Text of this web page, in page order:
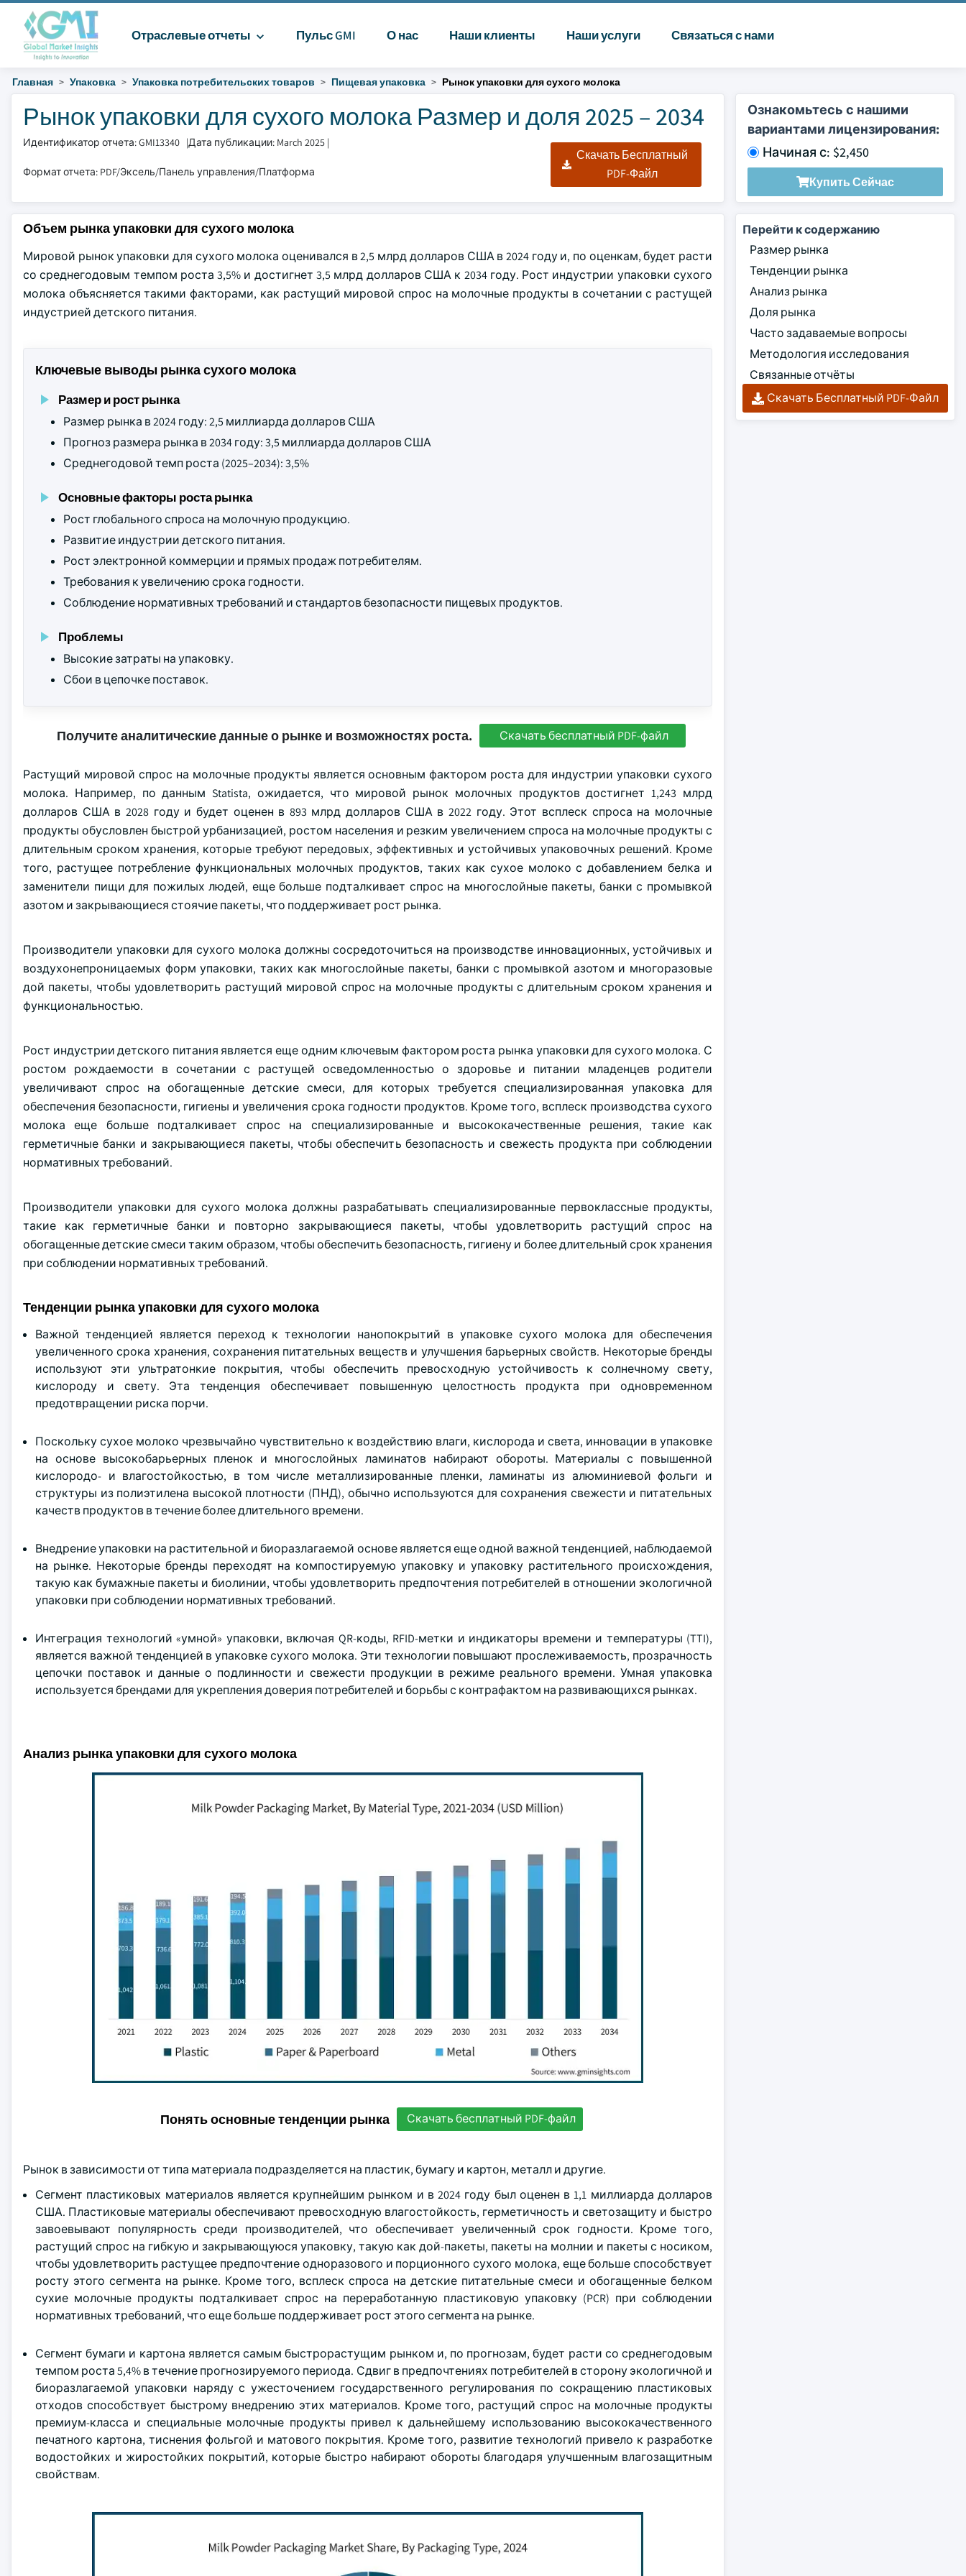
Отраслевые отчеты Пульс GMI О нас Наши клиенты Наши услуги Связаться с нами
Главная Упаковка Упаковка потребительских товаров Пищевая упаковка Рынок упаковки для сухого молока
Рынок упаковки для сухого молока Размер и доля 2025 – 2034
Идентификатор отчета: GMI13340 |Дата публикации: March 2025 |
Формат отчета: PDF/Эксель/Панель управления/Платформа
Скачать Бесплатный
PDF-Файл
Ознакомьтесь с нашими
вариантами лицензирования:
Начиная с: $2,450
Купить Сейчас
Объем рынка упаковки для сухого молока
Мировой рынок упаковки для сухого молока оценивался в 2,5 млрд долларов США в 2024 году и, по оценкам, будет расти
со среднегодовым темпом роста 3,5% и достигнет 3,5 млрд долларов США к 2034 году. Рост индустрии упаковки сухого
молока объясняется такими факторами, как растущий мировой спрос на молочные продукты в сочетании с растущей
индустрией детского питания.
Ключевые выводы рынка сухого молока
Размер и рост рынка
Размер рынка в 2024 году: 2,5 миллиарда долларов США
Прогноз размера рынка в 2034 году: 3,5 миллиарда долларов США
Среднегодовой темп роста (2025–2034): 3,5%
Основные факторы роста рынка
Рост глобального спроса на молочную продукцию.
Развитие индустрии детского питания.
Рост электронной коммерции и прямых продаж потребителям.
Требования к увеличению срока годности.
Соблюдение нормативных требований и стандартов безопасности пищевых продуктов.
Проблемы
Высокие затраты на упаковку.
Сбои в цепочке поставок.
Получите аналитические данные о рынке и возможностях роста. Скачать бесплатный PDF-файл
Растущий мировой спрос на молочные продукты является основным фактором роста для индустрии упаковки сухого
молока. Например, по данным Statista, ожидается, что мировой рынок молочных продуктов достигнет 1,243 млрд
долларов США в 2028 году и будет оценен в 893 млрд долларов США в 2022 году. Этот всплеск спроса на молочные
продукты обусловлен быстрой урбанизацией, ростом населения и резким увеличением спроса на молочные продукты с
длительным сроком хранения, которые требуют передовых, эффективных и устойчивых упаковочных решений. Кроме
того, растущее потребление функциональных молочных продуктов, таких как сухое молоко с добавлением белка и
заменители пищи для пожилых людей, еще больше подталкивает спрос на многослойные пакеты, банки с промывкой
азотом и закрывающиеся стоячие пакеты, что поддерживает рост рынка.
Производители упаковки для сухого молока должны сосредоточиться на производстве инновационных, устойчивых и
воздухонепроницаемых форм упаковки, таких как многослойные пакеты, банки с промывкой азотом и многоразовые
дой пакеты, чтобы удовлетворить растущий мировой спрос на молочные продукты с длительным сроком хранения и
функциональностью.
Рост индустрии детского питания является еще одним ключевым фактором роста рынка упаковки для сухого молока. С
ростом рождаемости в сочетании с растущей осведомленностью о здоровье и питании младенцев родители
увеличивают спрос на обогащенные детские смеси, для которых требуется специализированная упаковка для
обеспечения безопасности, гигиены и увеличения срока годности продуктов. Кроме того, всплеск производства сухого
молока еще больше подталкивает спрос на специализированные и высококачественные решения, такие как
герметичные банки и закрывающиеся пакеты, чтобы обеспечить безопасность и свежесть продукта при соблюдении
нормативных требований.
Производители упаковки для сухого молока должны разрабатывать специализированные первоклассные продукты,
такие как герметичные банки и повторно закрывающиеся пакеты, чтобы удовлетворить растущий спрос на
обогащенные детские смеси таким образом, чтобы обеспечить безопасность, гигиену и более длительный срок хранения
при соблюдении нормативных требований.
Тенденции рынка упаковки для сухого молока
Важной тенденцией является переход к технологии нанопокрытий в упаковке сухого молока для обеспечения
увеличенного срока хранения, сохранения питательных веществ и улучшения барьерных свойств. Некоторые бренды
используют эти ультратонкие покрытия, чтобы обеспечить превосходную устойчивость к солнечному свету,
кислороду и свету. Эта тенденция обеспечивает повышенную целостность продукта при одновременном
предотвращении риска порчи.
Поскольку сухое молоко чрезвычайно чувствительно к воздействию влаги, кислорода и света, инновации в упаковке
на основе высокобарьерных пленок и многослойных ламинатов набирают обороты. Материалы с повышенной
кислородо- и влагостойкостью, в том числе металлизированные пленки, ламинаты из алюминиевой фольги и
структуры из полиэтилена высокой плотности (ПНД), обычно используются для сохранения свежести и питательных
качеств продуктов в течение более длительного времени.
Внедрение упаковки на растительной и биоразлагаемой основе является еще одной важной тенденцией, наблюдаемой
на рынке. Некоторые бренды переходят на компостируемую упаковку и упаковку растительного происхождения,
такую как бумажные пакеты и биолинии, чтобы удовлетворить предпочтения потребителей в отношении экологичной
упаковки при соблюдении нормативных требований.
Интеграция технологий «умной» упаковки, включая QR-коды, RFID-метки и индикаторы времени и температуры (TTI),
является важной тенденцией в упаковке сухого молока. Эти технологии повышают прослеживаемость, прозрачность
цепочки поставок и данные о подлинности и свежести продукции в режиме реального времени. Умная упаковка
используется брендами для укрепления доверия потребителей и борьбы с контрафактом на развивающихся рынках.
Анализ рынка упаковки для сухого молока
Понять основные тенденции рынка Скачать бесплатный PDF-файл
Рынок в зависимости от типа материала подразделяется на пластик, бумагу и картон, металл и другие.
Сегмент пластиковых материалов является крупнейшим рынком и в 2024 году был оценен в 1,1 миллиарда долларов
США. Пластиковые материалы обеспечивают превосходную влагостойкость, герметичность и светозащиту и быстро
завоевывают популярность среди производителей, что обеспечивает увеличенный срок годности. Кроме того,
растущий спрос на гибкую и закрывающуюся упаковку, такую как дой-пакеты, пакеты на молнии и пакеты с носиком,
чтобы удовлетворить растущее предпочтение одноразового и порционного сухого молока, еще больше способствует
росту этого сегмента на рынке. Кроме того, всплеск спроса на детские питательные смеси и обогащенные белком
сухие молочные продукты подталкивает спрос на переработанную пластиковую упаковку (PCR) при соблюдении
нормативных требований, что еще больше поддерживает рост этого сегмента на рынке.
Сегмент бумаги и картона является самым быстрорастущим рынком и, по прогнозам, будет расти со среднегодовым
темпом роста 5,4% в течение прогнозируемого периода. Сдвиг в предпочтениях потребителей в сторону экологичной и
биоразлагаемой упаковки наряду с ужесточением государственного регулирования по сокращению пластиковых
отходов способствует быстрому внедрению этих материалов. Кроме того, растущий спрос на молочные продукты
премиум-класса и специальные молочные продукты привел к дальнейшему использованию высококачественного
печатного картона, тиснения фольгой и матового покрытия. Кроме того, развитие технологий привело к разработке
водостойких и жиростойких покрытий, которые быстро набирают обороты благодаря улучшенным влагозащитным
свойствам.
Перейти к содержанию
Размер рынка
Тенденции рынка
Анализ рынка
Доля рынка
Часто задаваемые вопросы
Методология исследования
Связанные отчёты
Скачать Бесплатный PDF-Файл